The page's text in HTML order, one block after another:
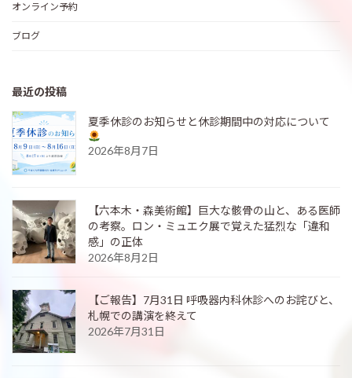
オンライン予約
ブログ
最近の投稿
夏季休診のお知らせと休診期間中の対応について
2026年8月7日
【六本木・森美術館】巨大な骸骨の山と、ある医師
の考察。ロン・ミュエク展で覚えた猛烈な「違和
感」の正体
2026年8月2日
【ご報告】7月31日 呼吸器内科休診へのお詫びと、
札幌での講演を終えて
2026年7月31日